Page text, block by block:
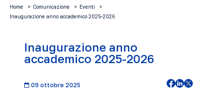
Home Comunicazione
Eventi
Inaugurazione anno accademico 2025-2026
Inaugurazione anno
accademico 2025-2026
09 ottobre 2025